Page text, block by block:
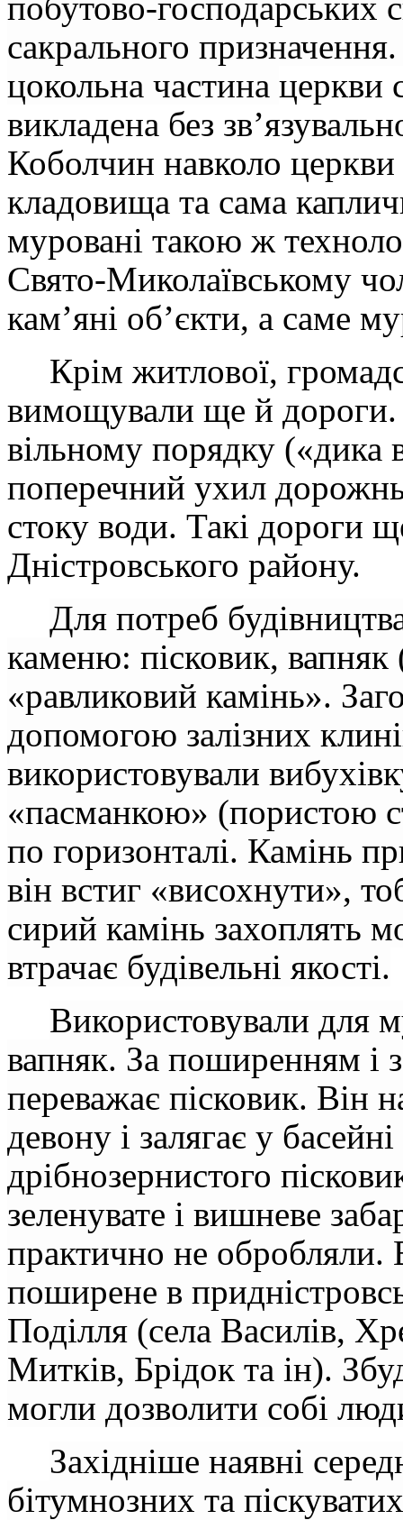
сакрального
цокольна частина церкви
викладена без
Коболчин навколо
кладовища та сама
муровані такою ж
Свято-Миколаївському
кам’яні об’єкти, а саме
Крім житлової,
вимощували ще й дороги.
вільному порядку («дика
поперечний ухил
стоку води. Такі дороги
Дністровського району.
Для потреб
каменю: пісковик,
«равликовий камінь».
допомогою залізних
використовували
«пасманкою» (пористою
по горизонталі. Камінь
він встиг «висохнути»,
сирий камінь захоплять
втрачає будівельні якості.
Використовували для
вапняк. За поширенням і
переважає пісковик. Він
девону і залягає у
дрібнозернистого
зеленувате і вишневе
практично не обробляли.
поширене в
Поділля (села Василів,
Митків, Брідок та ін).
могли дозволити собі
Західніше наявні
бітумнозних та